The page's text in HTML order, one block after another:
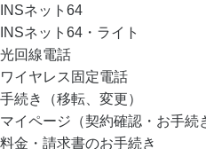
INSネット64
INSネット64・ライト
光回線電話
ワイヤレス固定電話
手続き（移転、変更）
マイページ（契約確認・お手続
料金・請求書のお手続き